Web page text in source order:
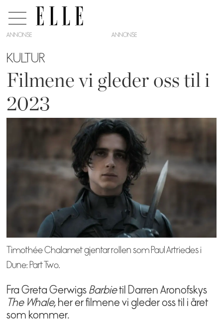
ANNONSE
KULTUR
Filmene vi gleder oss til i
2023
Timothée Chalamet gjentar rollen som Paul Artriedes i
Dune: Part Two.
Fra Greta GerwigsBarbietil Darren Aronofskys
The Whale, her er filmene vi gleder oss til i året
som kommer.